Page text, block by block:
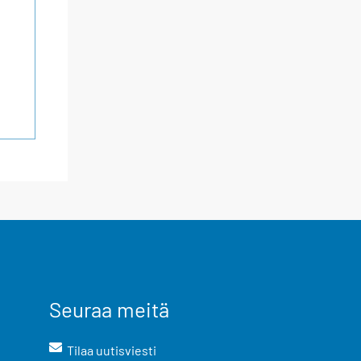
Seuraa meitä
Tilaa uutisviesti